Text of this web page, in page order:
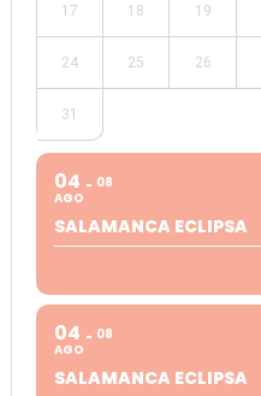
17 18 19
24 25 26
31
04
AGO
08
SALAMANCA ECLIPSA
04
AGO
08
SALAMANCA ECLIPSA